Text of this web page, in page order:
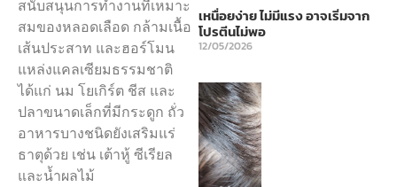
สนับสนุนการทำงานที่เหมาะ
สมของหลอดเลือด กล้ามเนื้อ
เส้นประสาท และฮอร์โมน
แหล่งแคลเซียมธรรมชาติ
ได้แก่ นม โยเกิร์ต ชีส และ
ปลาขนาดเล็กที่มีกระดูก ถั่ว
อาหารบางชนิดยังเสริมแร่
ธาตุด้วย เช่น เต้าหู้ ซีเรียล
และน้ำผลไม้
เหนื่อยง่าย ไม่มีแรง อาจเริ่มจาก
โปรตีนไม่พอ
12/05/2026